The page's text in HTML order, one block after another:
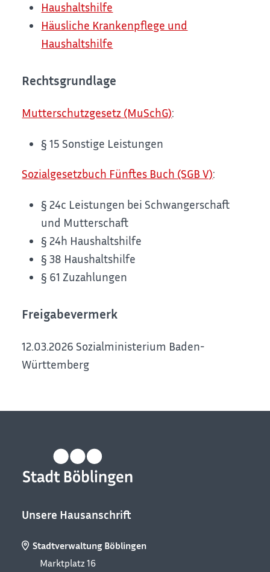
Haushaltshilfe
Häusliche Krankenpflege und
Haushaltshilfe
Rechtsgrundlage
Mutterschutzgesetz (MuSchG):
§ 15 Sonstige Leistungen
Sozialgesetzbuch Fünftes Buch (SGB V):
§ 24c Leistungen bei Schwangerschaft
und Mutterschaft
§ 24h Haushaltshilfe
§ 38 Haushaltshilfe
§ 61 Zuzahlungen
Freigabevermerk
12.03.2026 Sozialministerium Baden-
Württemberg
Unsere Hausanschrift
Stadtverwaltung Böblingen
Marktplatz 16